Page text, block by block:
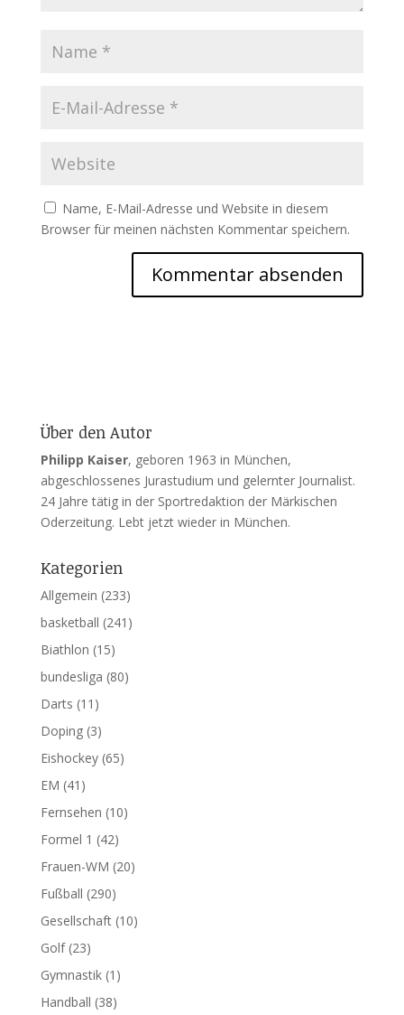
Name, E-Mail-Adresse und Website in diesem
Browser für meinen nächsten Kommentar speichern.
Über den Autor
Philipp Kaiser, geboren 1963 in München,
abgeschlossenes Jurastudium und gelernter Journalist.
24 Jahre tätig in der Sportredaktion der Märkischen
Oderzeitung. Lebt jetzt wieder in München.
Kategorien
Allgemein (233)
basketball (241)
Biathlon (15)
bundesliga (80)
Darts (11)
Doping(3)
Eishockey(65)
EM (41)
Fernsehen (10)
Formel 1 (42)
Frauen-WM (20)
Fußball (290)
Gesellschaft(10)
Golf(23)
Gymnastik(1)
Handball (38)